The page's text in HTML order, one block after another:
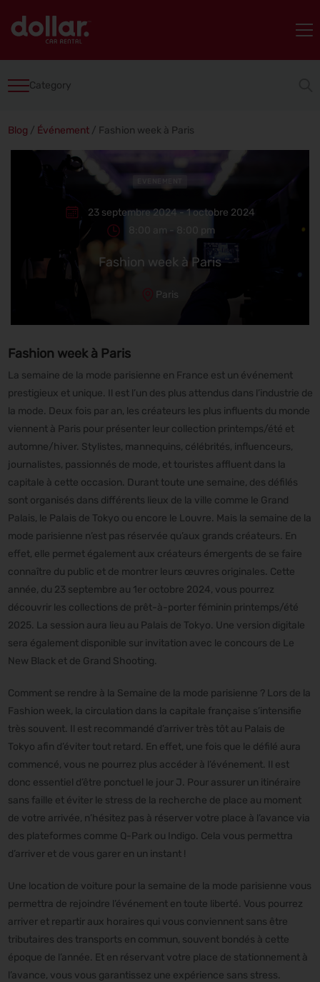
Category
Blog / Événement/ Fashion week à Paris
23 septembre 2024 - 1 octobre 2024
8:00 am - 8:00 pm
Fashion week à Paris
Paris
Fashion week à Paris
La semaine de la mode parisienne en France est un événement
prestigieux et unique. Il est l’un des plus attendus dans l’industrie de
la mode. Deux fois par an, les créateurs les plus influents du monde
viennent à Paris pour présenter leur collection printemps/été et
automne/hiver. Stylistes, mannequins, célébrités, influenceurs,
journalistes, passionnés de mode, et touristes affluent dans la
capitale à cette occasion. Durant toute une semaine, des défilés
sont organisés dans différents lieux de la ville comme le Grand
Palais, le Palais de Tokyo ou encore le Louvre. Mais la semaine de la
mode parisienne n’est pas réservée qu’aux grands créateurs. En
effet, elle permet également aux créateurs émergents de se faire
connaître du public et de montrer leurs œuvres originales. Cette
année, du 23 septembre au 1er octobre 2024, vous pourrez
découvrir les collections de prêt-à-porter féminin printemps/été
2025. La session aura lieu au Palais de Tokyo. Une version digitale
sera également disponible sur invitation avec le concours de Le
New Black et de Grand Shooting.
Comment se rendre à la Semaine de la mode parisienne ? Lors de la
Fashion week, la circulation dans la capitale française s’intensifie
très souvent. Il est recommandé d’arriver très tôt au Palais de
Tokyo afin d’éviter tout retard. En effet, une fois que le défilé aura
commencé, vous ne pourrez plus accéder à l’événement. Il est
donc essentiel d’être ponctuel le jour J. Pour assurer un itinéraire
sans faille et éviter le stress de la recherche de place au moment
de votre arrivée, n’hésitez pas à réserver votre place à l’avance via
des plateformes comme Q-Park ou Indigo. Cela vous permettra
d’arriver et de vous garer en un instant !
Une location de voiture pour la semaine de la mode parisienne vous
permettra de rejoindre l’événement en toute liberté. Vous pourrez
arriver et repartir aux horaires qui vous conviennent sans être
tributaires des transports en commun, souvent bondés à cette
époque de l’année. Et en réservant votre place de stationnement à
l’avance, vous vous garantissez une expérience sans stress.